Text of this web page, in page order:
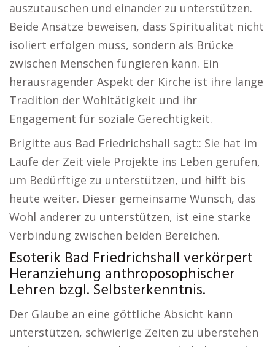
auszutauschen und einander zu unterstützen.
Beide Ansätze beweisen, dass Spiritualität nicht
isoliert erfolgen muss, sondern als Brücke
zwischen Menschen fungieren kann. Ein
herausragender Aspekt der Kirche ist ihre lange
Tradition der Wohltätigkeit und ihr
Engagement für soziale Gerechtigkeit.
Brigitte aus Bad Friedrichshall sagt:: Sie hat im
Laufe der Zeit viele Projekte ins Leben gerufen,
um Bedürftige zu unterstützen, und hilft bis
heute weiter. Dieser gemeinsame Wunsch, das
Wohl anderer zu unterstützen, ist eine starke
Verbindung zwischen beiden Bereichen.
Esoterik Bad Friedrichshall verkörpert
Heranziehung anthroposophischer
Lehren bzgl. Selbsterkenntnis.
Der Glaube an eine göttliche Absicht kann
unterstützen, schwierige Zeiten zu überstehen